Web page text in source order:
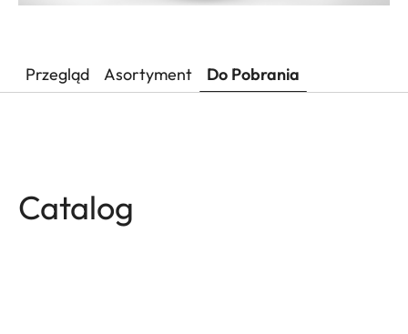
Przegląd Asortyment Do Pobrania
Catalog